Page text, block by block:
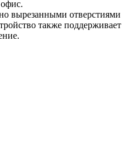
вырезанными отверстиями
также поддерживает